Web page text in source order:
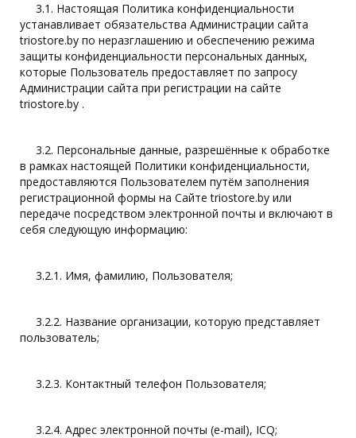
3.1. Настоящая Политика конфиденциальности
устанавливает обязательства Администрации сайта
triostore.by по неразглашению и обеспечению режима
защиты конфиденциальности персональных данных,
которые Пользователь предоставляет по запросу
Администрации сайта при регистрации на сайте
triostore.by .
3.2. Персональные данные, разрешённые к обработке
в рамках настоящей Политики конфиденциальности,
предоставляются Пользователем путём заполнения
регистрационной формы на Сайте triostore.by или
передаче посредством электронной почты и включают в
себя следующую информацию:
3.2.1. Имя, фамилию, Пользователя;
3.2.2. Название организации, которую представляет
пользователь;
3.2.3. Контактный телефон Пользователя;
3.2.4. Адрес электронной почты (e-mail), ICQ;